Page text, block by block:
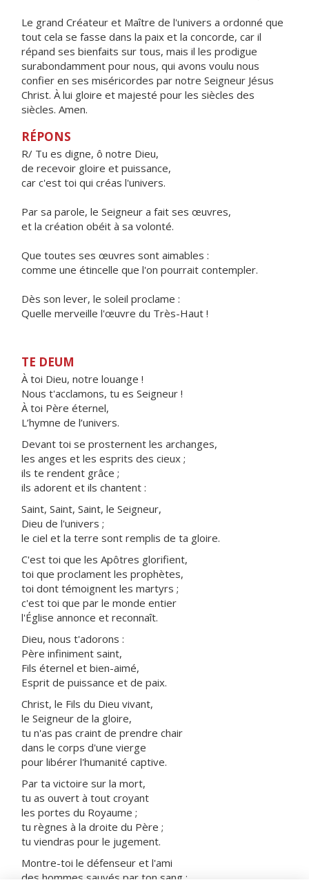
Le grand Créateur et Maître de l'univers a ordonné que
tout cela se fasse dans la paix et la concorde, car il
répand ses bienfaits sur tous, mais il les prodigue
surabondamment pour nous, qui avons voulu nous
confier en ses miséricordes par notre Seigneur Jésus
Christ. À lui gloire et majesté pour les siècles des
siècles. Amen.
RÉPONS
R/ Tu es digne, ô notre Dieu,
de recevoir gloire et puissance,
car c'est toi qui créas l'univers.
Par sa parole, le Seigneur a fait ses œuvres,
et la création obéit à sa volonté.
Que toutes ses œuvres sont aimables :
comme une étincelle que l'on pourrait contempler.
Dès son lever, le soleil proclame :
Quelle merveille l'œuvre du Très-Haut !
TE DEUM
À toi Dieu, notre louange !
Nous t'acclamons, tu es Seigneur !
À toi Père éternel,
L’hymne de l’univers.
Devant toi se prosternent les archanges,
les anges et les esprits des cieux ;
ils te rendent grâce ;
ils adorent et ils chantent :
Saint, Saint, Saint, le Seigneur,
Dieu de l'univers ;
le ciel et la terre sont remplis de ta gloire.
C'est toi que les Apôtres glorifient,
toi que proclament les prophètes,
toi dont témoignent les martyrs ;
c'est toi que par le monde entier
l'Église annonce et reconnaît.
Dieu, nous t'adorons :
Père infiniment saint,
Fils éternel et bien-aimé,
Esprit de puissance et de paix.
Christ, le Fils du Dieu vivant,
le Seigneur de la gloire,
tu n'as pas craint de prendre chair
dans le corps d'une vierge
pour libérer l'humanité captive.
Par ta victoire sur la mort,
tu as ouvert à tout croyant
les portes du Royaume ;
tu règnes à la droite du Père ;
tu viendras pour le jugement.
Montre-toi le défenseur et l'ami
des hommes sauvés par ton sang :